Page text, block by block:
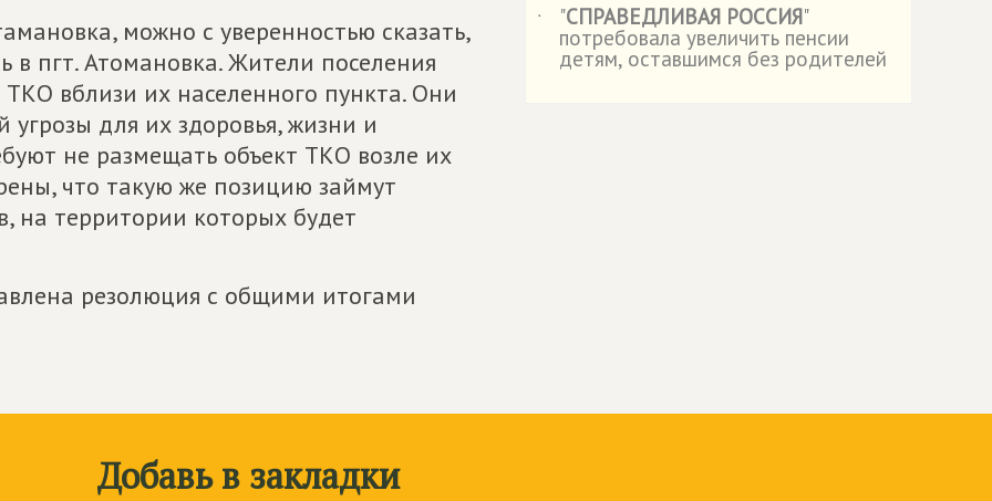
можно с уверенностью сказать,
в пгт. Атомановка. Жители поселения
вблизи их населенного пункта. Они
для их здоровья, жизни и
не размещать объект ТКО возле их
что такую же позицию займут
на территории которых будет
резолюция с общими итогами
˙
"СПРАВЕДЛИВАЯ РОССИЯ"
потребовала увеличить пенсии
детям, оставшимся без родителей
Добавь в закладки